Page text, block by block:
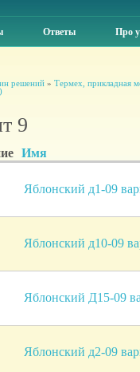
Ответы Про
решений» Термех, прикладная
9
Имя
Яблонский д1-09
Яблонский д10-09
Яблонский Д15-09
Яблонский д2-09